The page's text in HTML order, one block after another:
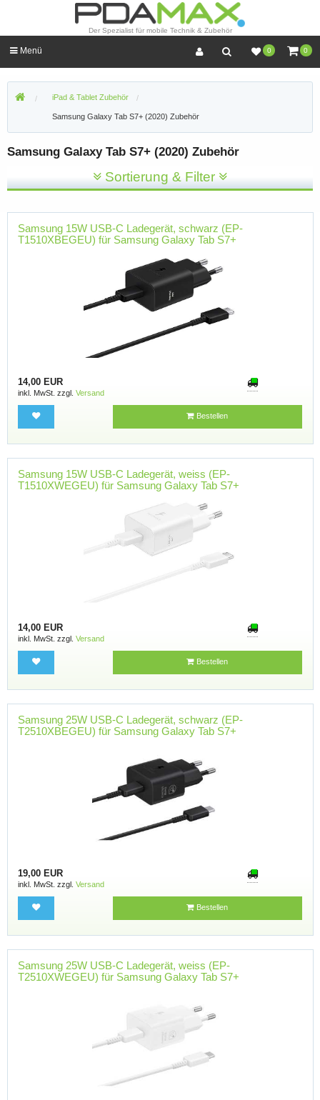
Der Spezialist für mobile Technik & Zubehör
0 0
Menü
iPad & Tablet Zubehör
Samsung Galaxy Tab S7+ (2020) Zubehör
Samsung Galaxy Tab S7+ (2020) Zubehör
Sortierung & Filter
Samsung 15W USB-C Ladegerät, schwarz (EP-
T1510XBEGEU) für Samsung Galaxy Tab S7+
14,00 EUR
inkl. MwSt. zzgl. Versand
Bestellen
Samsung 15W USB-C Ladegerät, weiss (EP-
T1510XWEGEU) für Samsung Galaxy Tab S7+
14,00 EUR
inkl. MwSt. zzgl. Versand
Bestellen
Samsung 25W USB-C Ladegerät, schwarz (EP-
T2510XBEGEU) für Samsung Galaxy Tab S7+
19,00 EUR
inkl. MwSt. zzgl. Versand
Bestellen
Samsung 25W USB-C Ladegerät, weiss (EP-
T2510XWEGEU) für Samsung Galaxy Tab S7+